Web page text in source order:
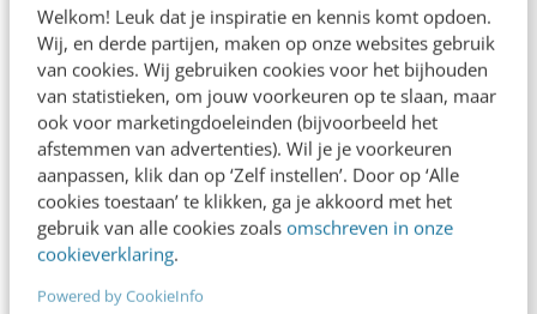
Welkom! Leuk dat je inspiratie en kennis komt opdoen.
Wij, en derde partijen, maken op onze websites gebruik
van cookies. Wij gebruiken cookies voor het bijhouden
van statistieken, om jouw voorkeuren op te slaan, maar
ook voor marketingdoeleinden (bijvoorbeeld het
afstemmen van advertenties). Wil je je voorkeuren
aanpassen, klik dan op ‘Zelf instellen’. Door op ‘Alle
cookies toestaan’ te klikken, ga je akkoord met het
gebruik van alle cookies zoals omschreven in onze
cookieverklaring.
Powered by CookieInfo
georganiseerde deeleconomie zijn ze geschikt
om zich in kleinere eenheden te laten
opsplitsen en zo te bereiken dat er letterlijk
veel meer gedeeld wordt. Desnoods met
micro-betalingen en dan ook maar meteen in
deblockchain. Het opmerkelijke is dat je het
nog veel te weinig ziet gebeuren. Stijve
contracten. Weekhuur. Jaarabonnement. Back-